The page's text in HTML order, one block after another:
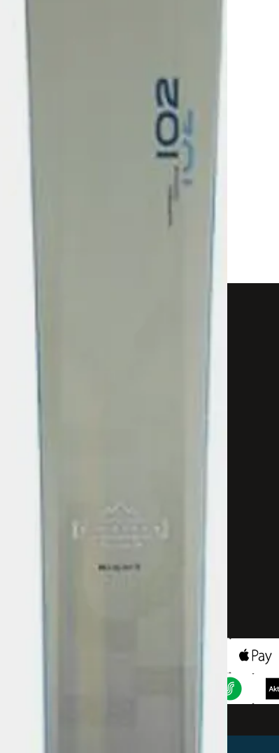
499,90 €
ja vauhtia hakevalle.
Instagram
YouTube